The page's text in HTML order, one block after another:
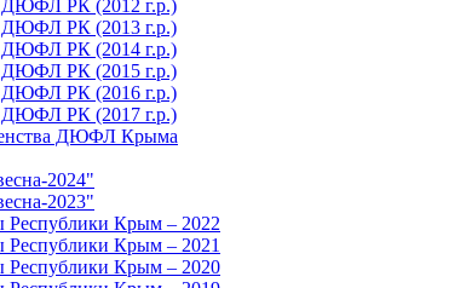
ДЮФЛ РК (2012 г.р.)
ДЮФЛ РК (2013 г.р.)
ДЮФЛ РК (2014 г.р.)
ДЮФЛ РК (2015 г.р.)
ДЮФЛ РК (2016 г.р.)
ДЮФЛ РК (2017 г.р.)
ДЮФЛ Крыма
2024"
2023"
Республики Крым – 2022
Республики Крым – 2021
Республики Крым – 2020